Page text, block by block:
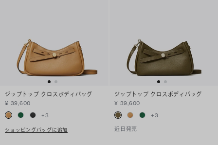
ジップトップ クロスボディバッグ
¥ 39,600
+3
ショッピングバッグに追加
ジップトップ クロスボディバッグ
¥ 39,600
+3
近日発売